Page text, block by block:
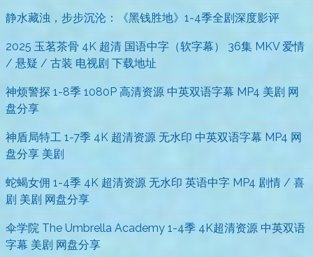
静水藏浊，步步沉沦：《黑钱胜地》1-4季全剧深度影评
2025 玉茗茶骨 4K 超清 国语中字（软字幕） 36集 MKV 爱情
/ 悬疑 / 古装 电视剧 下载地址
神烦警探 1-8季 1080P 高清资源 中英双语字幕 MP4 美剧 网
盘分享
神盾局特工 1-7季 4K 超清资源 无水印 中英双语字幕 MP4 网
盘分享 美剧
蛇蝎女佣 1-4季 4K 超清资源 无水印 英语中字 MP4 剧情 / 喜
剧 美剧 网盘分享
伞学院 The Umbrella Academy 1-4季 4K超清资源 中英双语
字幕 美剧 网盘分享